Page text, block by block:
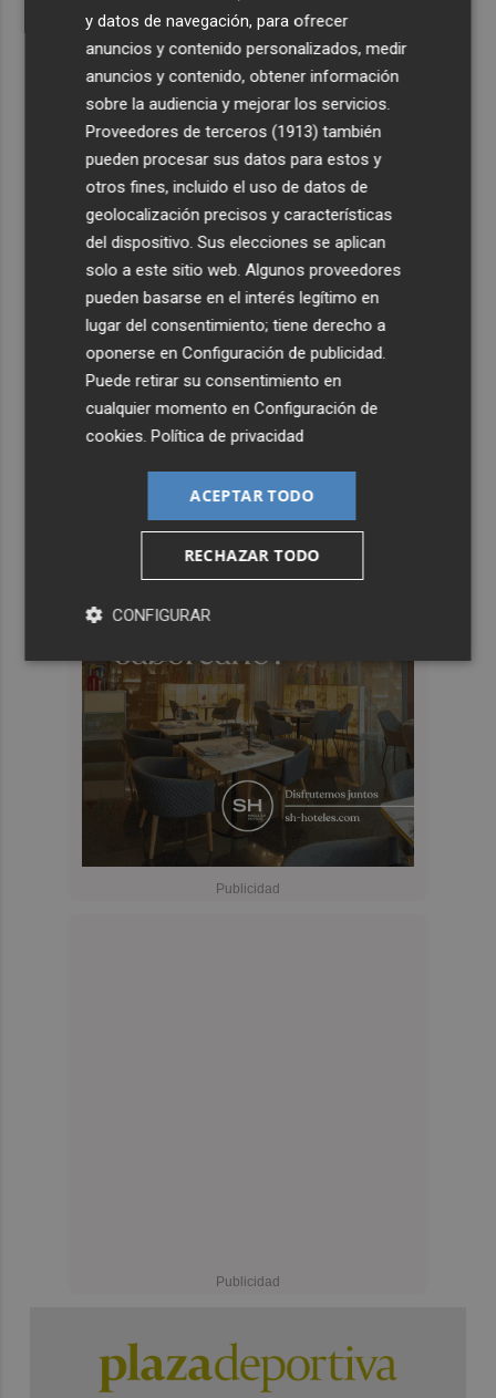
y datos de navegación, para ofrecer
anuncios y contenido personalizados, medir
anuncios y contenido, obtener información
sobre la audiencia y mejorar los servicios.
Proveedores de terceros (1913) también
pueden procesar sus datos para estos y
otros fines, incluido el uso de datos de
geolocalización precisos y características
del dispositivo. Sus elecciones se aplican
solo a este sitio web. Algunos proveedores
pueden basarse en el interés legítimo en
lugar del consentimiento; tiene derecho a
oponerse enConfiguración de publicidad
Puede retirar su consentimiento en
cualquier momento enConfiguración de
cookies .Política de privacidad
ACEPTAR TODO
RECHAZAR TODO
CONFIGURAR